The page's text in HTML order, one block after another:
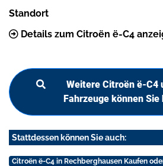
Standort
Details zum Citroën ë-C4
Weitere Citroën ë-C4
Fahrzeuge können Sie
Stattdessen können Sie auch:
Citroën ë-C4 in Rechberghausen Kaufen